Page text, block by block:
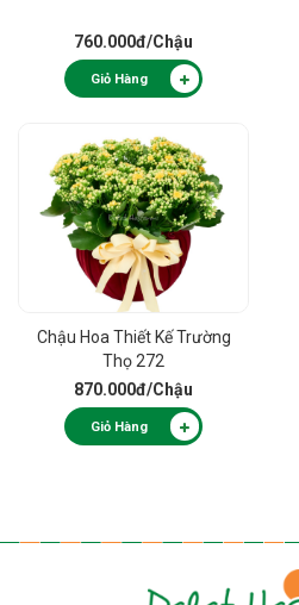
760.000đ/Chậu
Giỏ Hàng
Chậu Hoa Thiết Kế Trường
Thọ 272
870.000đ/Chậu
Giỏ Hàng